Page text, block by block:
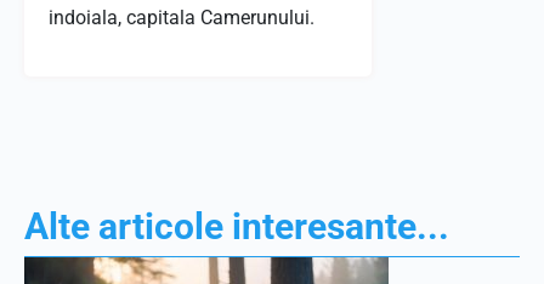
indoiala, capitala Camerunului.
Alte articole interesante...